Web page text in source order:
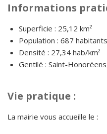
Informations
Superficie : 25,12 km²
Population : 687
Densité : 27,34 hab/km²
Gentilé : Saint-
Vie pratique :
La mairie vous accueille le :